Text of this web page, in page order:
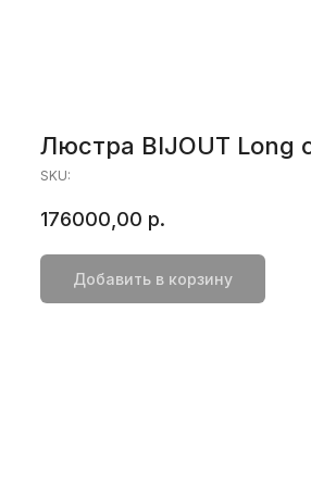
Люстра BIJOUT Long
SKU:
176000,00 р.
Добавить в корзину